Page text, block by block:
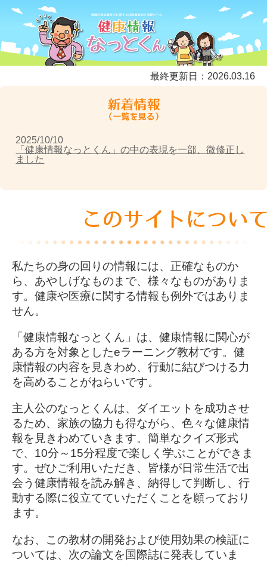
最終更新日：2026.03.16
2026/03/16
図書館の講座で「健康情報なっとくん」をご利用いた
図書館のイベントで「健康情報なっとくん」を紹介し
2025/10/10
「健康情報なっとくん」の中の表現を一部、微修正し
ました
「健康情報なっとくん」に関する研究を学会で報告し
ました（優秀演題賞を受賞しました）
私たちの身の回りの情報には、正確なものか
ら、あやしげなものまで、様々なものがありま
す。健康や医療に関する情報も例外ではありま
せん。
「健康情報なっとくん」は、健康情報に関心が
ある方を対象としたeラーニング教材です。健
康情報の内容を見きわめ、行動に結びつける力
を高めることがねらいです。
主人公のなっとくんは、ダイエットを成功させ
るため、家族の協力も得ながら、色々な健康情
報を見きわめていきます。簡単なクイズ形式
で、10分～15分程度で楽しく学ぶことができま
す。ぜひご利用いただき、皆様が日常生活で出
会う健康情報を読み解き、納得して判断し、行
動する際に役立てていただくことを願っており
ます。
なお、この教材の開発および使用効果の検証に
ついては、次の論文を国際誌に発表していま